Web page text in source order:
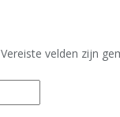
Vereiste velden zijn